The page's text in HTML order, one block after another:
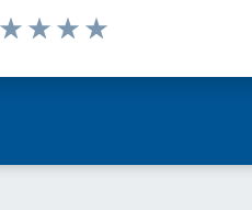
da 1 a 5 stelle la pagina